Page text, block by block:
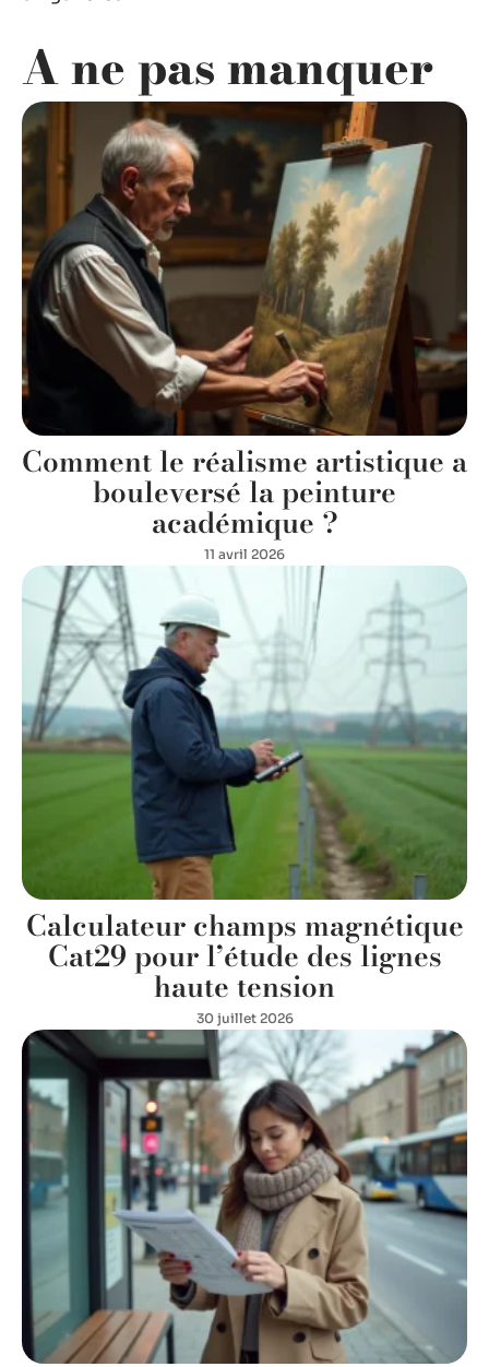
A ne pas manquer
Comment le réalisme artistique a
bouleversé la peinture
académique ?
11 avril 2026
Calculateur champs magnétique
Cat29 pour l’étude des lignes
haute tension
30 juillet 2026